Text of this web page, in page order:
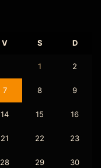
V S D
1 2
7 8 9
14 15 16
21 22 23
28 29 30